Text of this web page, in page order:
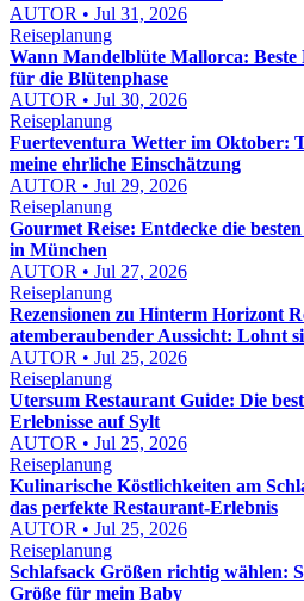
AUTOR • Jul 31, 2026
Reiseplanung
Wann Mandelblüte Mallorca: Beste
für die Blütenphase
AUTOR • Jul 30, 2026
Reiseplanung
Fuerteventura Wetter im Oktober:
meine ehrliche Einschätzung
AUTOR • Jul 29, 2026
Reiseplanung
Gourmet Reise: Entdecke die
in München
AUTOR • Jul 27, 2026
Reiseplanung
Rezensionen zu Hinterm Horizont
atemberaubender Aussicht: Lohnt
AUTOR • Jul 25, 2026
Reiseplanung
Utersum Restaurant Guide: Die
Erlebnisse auf Sylt
AUTOR • Jul 25, 2026
Reiseplanung
Kulinarische Köstlichkeiten am
das perfekte Restaurant-Erlebnis
AUTOR • Jul 25, 2026
Reiseplanung
Schlafsack Größen richtig wählen:
Größe für mein Baby